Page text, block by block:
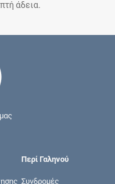
άδεια.
Περί Γαληνού
Συνδρομές